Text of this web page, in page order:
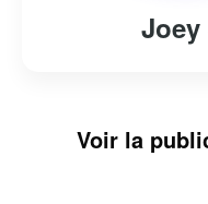
Voir la